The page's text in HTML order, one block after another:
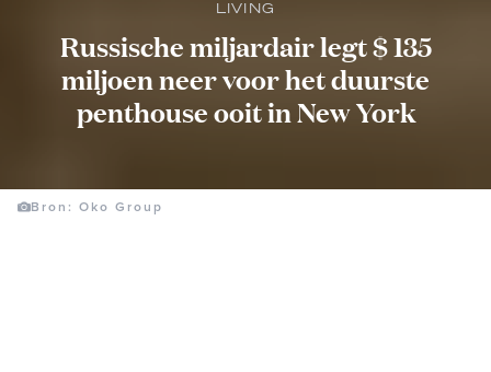
LIVING
Russische miljardair legt $ 135
miljoen neer voor het duurste
penthouse ooit in New York
Bron: Oko Group